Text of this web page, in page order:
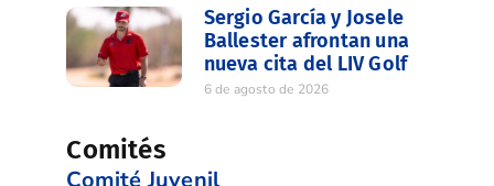
Sergio García y Josele
Ballester afrontan una
nueva cita del LIV Golf
6 de agosto de 2026
Comités
Comité Juvenil